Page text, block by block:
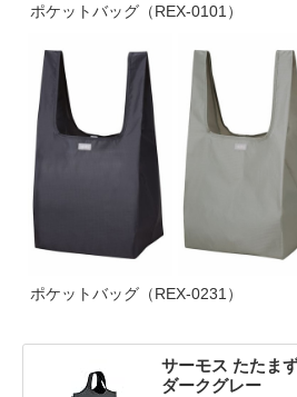
ポケットバッグ（REX-0101）
ポケットバッグ（REX-0231）
サーモス たたま
ダークグレー